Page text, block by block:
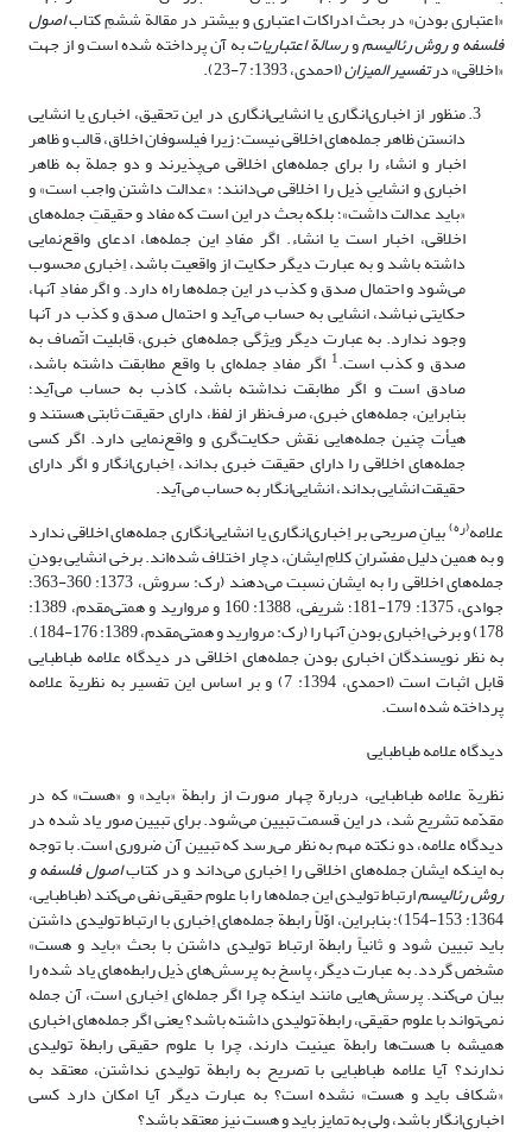
«اعتباری بودن» در بحث ادراکات اعتباری و بیشتر در مقالة ششمِ کتاب‌اصول
فلسفه و روش رئالیسمورسالة اعتباریاتبه آن پرداخته شده است و از جهت
«اخلاقی» درتفسیر المیزان(احمدی، 1393: 7-23).
منظور از اخباری‌انگاری یا انشایی‌انگاری در این تحقیق، اخباری یا انشایی
دانستن ظاهر جمله‌های اخلاقی نیست؛ زیرا فیلسوفان اخلاق، قالب و ظاهر
اخبار و انشاء را برای جمله‌های اخلاقی می‌پذیرند و دو جملة به ظاهر
اخباری و انشاییِ ذیل را اخلاقی می‌دانند: «عدالت داشتن واجب است» و
«باید عدالت داشت»؛ بلکه بحث در این است که مفاد و حقیقتِ جمله‌های
اخلاقی، اخبار است یا انشاء. اگر مفادِ این جمله‌ها، ادعای واقع‌نمایی
داشته باشد و به عبارت دیگر حکایت از واقعیت باشد، اِخباری محسوب
می‌شود و احتمال صدق و کذب در این جمله‌ها راه دارد. و اگر مفادِ آنها،
حکایتی نباشد، انشایی به حساب می‌آید و احتمال صدق و کذب در آنها
وجود ندارد. به عبارت دیگر‌ ویژگی جمله‌های خبری، قابلیت اتّصاف به
صدق و کذب است.1 اگر مفادِ جمله‌ای با واقع مطابقت داشته باشد،
صادق است و اگر مطابقت نداشته باشد، کاذب به حساب می‌آید؛
بنابراین، جمله‌های خبری، صرف‌نظر از لفظ، دارای حقیقت ثابتی هستند و
هیأت چنین جمله‌هایی نقش حکایت‌گری و واقع‌نمایی دارد. اگر کسی
جمله‌های اخلاقی را دارای حقیقت خبری بداند، اِخباری‌انگار و اگر دارای
حقیقت انشایی بداند، انشایی‌انگار به حساب می‌آید.
علامه(ره)بیانِ صریحی بر اِخباری‌انگاری یا انشایی‌انگاری جمله‌های اخلاقی ندارد
و به همین دلیل مفسّرانِ کلامِ ایشان، دچار اختلاف شده‌اند. برخی انشایی بودنِ
جمله‌های اخلاقی را به ایشان نسبت می‌دهند (رک: سروش، 1373: 360-363؛
جوادی، 1375: 179-181؛ شریفی، 1388: 160 و مروارید و همتی‌مقدم، 1389:
178) و برخی اِخباری بودنِ آنها را (رک: مروارید و همتی‌مقدم، 1389: 176-184).
به نظر نویسندگان اخباری بودن جمله‌های اخلاقی در دیدگاه علامه طباطبایی
قابل اثبات است (احمدی، 1394: 7) و بر اساس این تفسیر به نظریة علامه
پرداخته شده است.
دیدگاه علامه طباطبایی
نظریة علامه طباطبایی، دربارة چهار صورت از رابطة «باید» و «هست» که در
مقدّمه تشریح شد، در این قسمت تبیین می‌شود. برای تبیین صور یاد شده در
دیدگاه علامه، دو نکته مهم به نظر می‌رسد که تبیین آن ضروری است. با توجه
به اینکه ایشان جمله‌های اخلاقی را اِخباری می‌داند و در کتاباصول فلسفه و
روش رئالیسمارتباط تولیدی این جمله‌ها را با علوم حقیقی نفی می‌کند (طباطبایی،
1364: 153-154)؛ بنابراین، اوّلاً رابطة جمله‌های اِخباری با ارتباط تولیدی داشتن
باید تبیین شود و ثانیاً رابطة ارتباط تولیدی داشتن با بحث «باید و هست»
مشخص گردد. به عبارت دیگر، پاسخ به پرسش‌های ذیل رابطه‌های یاد شده را
بیان می‌کند. پرسش‌هایی مانند اینکه چرا اگر جمله‌ای اِخباری است، آن جمله
نمی‌تواند با علوم حقیقی، رابطة تولیدی داشته باشد؟ یعنی اگر جمله‌های اخباری
همیشه با هست‌ها رابطة عینیت دارند، چرا با علوم حقیقی رابطة تولیدی
ندارند؟ آیا علامه طباطبایی با تصریح به رابطة تولیدی نداشتن، معتقد به
«شکاف باید و هست» نشده است؟ به عبارت دیگر آیا امکان دارد کسی
اخباری‌انگار باشد، ولی به تمایز باید و هست نیز معتقد باشد؟